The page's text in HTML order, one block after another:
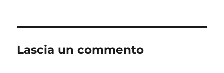
Lascia un commento